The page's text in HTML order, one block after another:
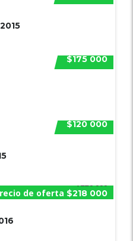
$175 000
$120 000
$220 000
de oferta $218 000